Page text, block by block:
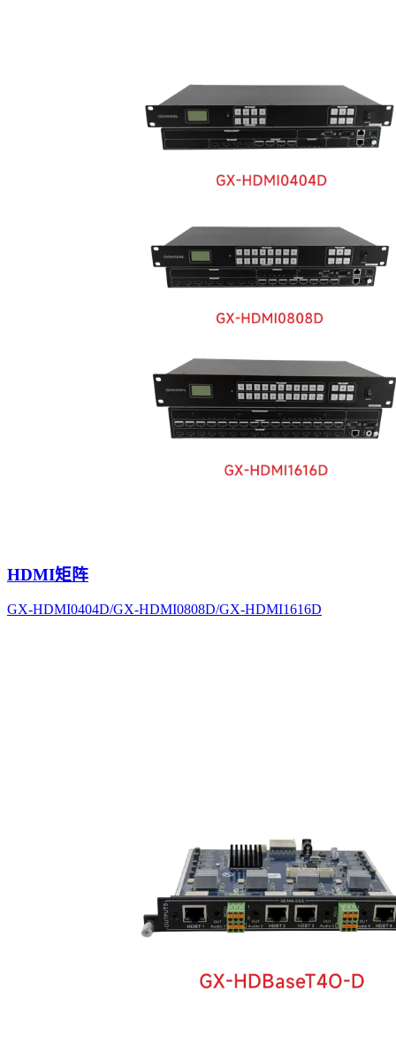
HDMI矩阵
GX-HDMI0404D/GX-HDMI0808D/GX-HDMI1616D